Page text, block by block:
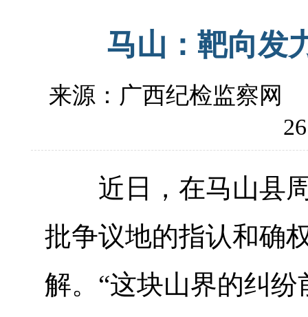
马山：靶向发
来源：广西纪检监察网
近日，在马山县周
批争议地的指认和确
解。“这块山界的纠